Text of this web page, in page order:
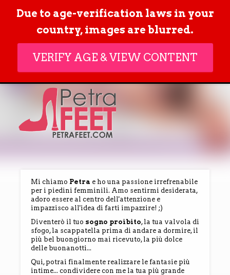
Mi chiamo Petra e ho una passione irrefrenabile
per i piedini femminili. Amo sentirmi desiderata,
adoro essere al centro dell'attenzione e
impazzisco all'idea di farti impazzire! ;)
Diventerò il tuo sogno proibito, la tua valvola di
sfogo, la scappatella prima di andare a dormire, il
più bel buongiorno mai ricevuto, la più dolce
delle buonanotti...
Qui, potrai finalmente realizzare le fantasie più
intime... condividere con me la tua più grande
Due to age-verification laws in your
country, images are blurred.
VERIFY AGE & VIEW CONTENT